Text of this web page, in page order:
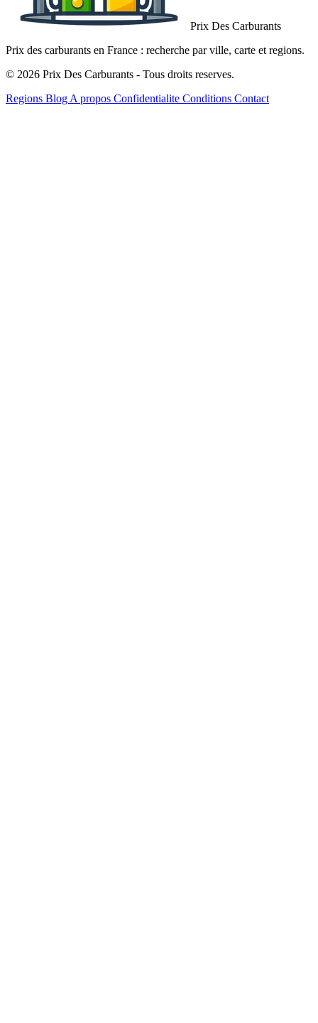
Prix Des Carburants
Prix des carburants en France : recherche par ville, carte et regions.
© 2026 Prix Des Carburants - Tous droits reserves.
Regions Blog A propos Confidentialite Conditions Contact